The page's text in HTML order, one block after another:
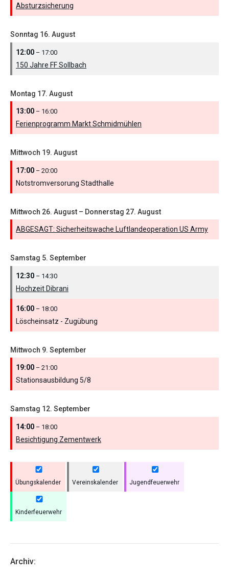
Absturzsicherung
Sonntag 16. August
12:00 – 17:00
150 Jahre FF Sollbach
Montag 17. August
13:00 – 16:00
Ferienprogramm Markt Schmidmühlen
Mittwoch 19. August
17:00 – 20:00
Notstromversorung Stadthalle
Mittwoch 26. August – Donnerstag 27. August
ABGESAGT: Sicherheitswache Luftlandeoperation US Army
Samstag 5. September
12:30 – 14:30
Hochzeit Dibrani
16:00 – 18:00
Löscheinsatz - Zugübung
Mittwoch 9. September
19:00 – 21:00
Stationsausbildung 5/8
Samstag 12. September
14:00 – 18:00
Besichtigung Zementwerk
Übungskalender Vereinskalender Jugendfeuerwehr
Kinderfeuerwehr
Archiv: